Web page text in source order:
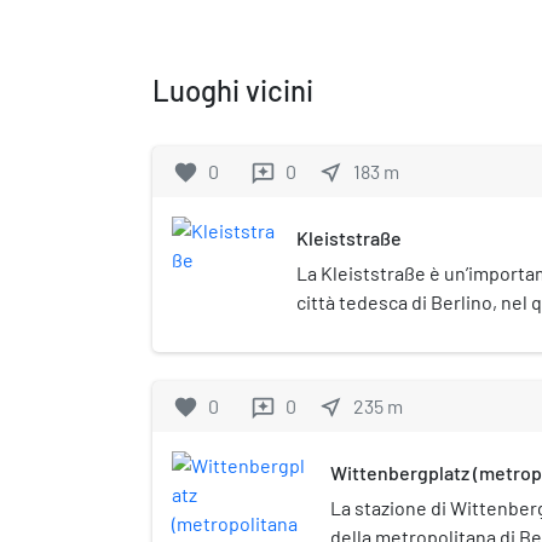
Luoghi vicini
favorite 0 reviews 0 near_me 183 m
Kleiststraße
La Kleiststraße è
città tedesca di Berlino, nel
ed è parte del Generalszug,
successi militari della Prussia.
favorite 0 reviews 0 near_me 235 m
Wittenbergplatz
La stazione di
della metropolitana di